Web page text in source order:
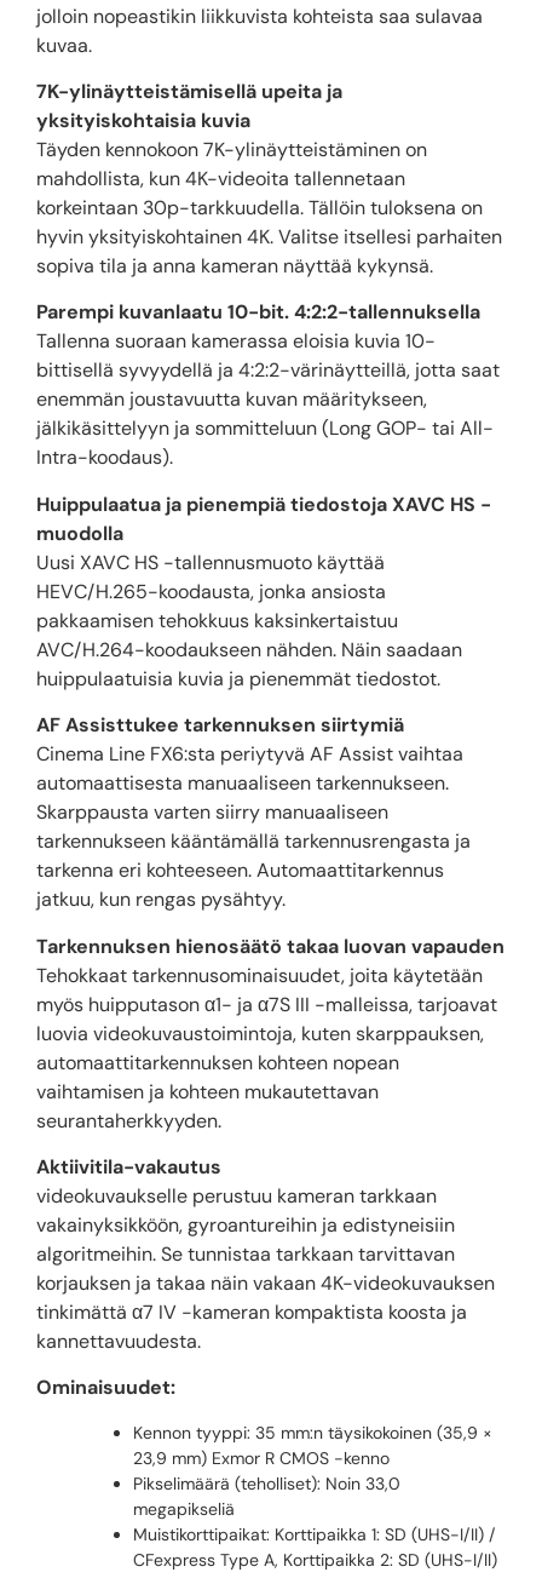
jolloin nopeastikin liikkuvista kohteista saa sulavaa
kuvaa.
7K-ylinäytteistämisellä upeita ja
yksityiskohtaisia kuvia
Täyden kennokoon 7K-ylinäytteistäminen on
mahdollista, kun 4K-videoita tallennetaan
korkeintaan 30p-tarkkuudella. Tällöin tuloksena on
hyvin yksityiskohtainen 4K. Valitse itsellesi parhaiten
sopiva tila ja anna kameran näyttää kykynsä.
Parempi kuvanlaatu 10-bit. 4:2:2-tallennuksella
Tallenna suoraan kamerassa eloisia kuvia 10-
bittisellä syvyydellä ja 4:2:2-värinäytteillä, jotta saat
enemmän joustavuutta kuvan määritykseen,
jälkikäsittelyyn ja sommitteluun (Long GOP- tai All-
Intra-koodaus).
Huippulaatua ja pienempiä tiedostoja XAVC HS -
muodolla
Uusi XAVC HS -tallennusmuoto käyttää
HEVC/H.265-koodausta, jonka ansiosta
pakkaamisen tehokkuus kaksinkertaistuu
AVC/H.264-koodaukseen nähden. Näin saadaan
huippulaatuisia kuvia ja pienemmät tiedostot.
AF Assisttukee tarkennuksen siirtymiä
Cinema Line FX6:sta periytyvä AF Assist vaihtaa
automaattisesta manuaaliseen tarkennukseen.
Skarppausta varten siirry manuaaliseen
tarkennukseen kääntämällä tarkennusrengasta ja
tarkenna eri kohteeseen. Automaattitarkennus
jatkuu, kun rengas pysähtyy.
Tarkennuksen hienosäätö takaa luovan vapauden
Tehokkaat tarkennusominaisuudet, joita käytetään
myös huipputason α1- ja α7S III -malleissa, tarjoavat
luovia videokuvaustoimintoja, kuten skarppauksen,
automaattitarkennuksen kohteen nopean
vaihtamisen ja kohteen mukautettavan
seurantaherkkyyden.
Aktiivitila-vakautus
videokuvaukselle perustuu kameran tarkkaan
vakainyksikköön, gyroantureihin ja edistyneisiin
algoritmeihin. Se tunnistaa tarkkaan tarvittavan
korjauksen ja takaa näin vakaan 4K-videokuvauksen
tinkimättä α7 IV -kameran kompaktista koosta ja
kannettavuudesta.
Ominaisuudet:
Kennon tyyppi: 35 mm:n täysikokoinen (35,9 ×
23,9 mm) Exmor R CMOS -kenno
Pikselimäärä (teholliset): Noin 33,0
megapikseliä
Muistikorttipaikat: Korttipaikka 1: SD (UHS-I/II) /
CFexpress Type A, Korttipaikka 2: SD (UHS-I/II)